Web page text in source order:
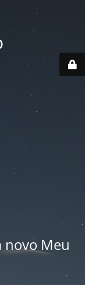
novo Meu